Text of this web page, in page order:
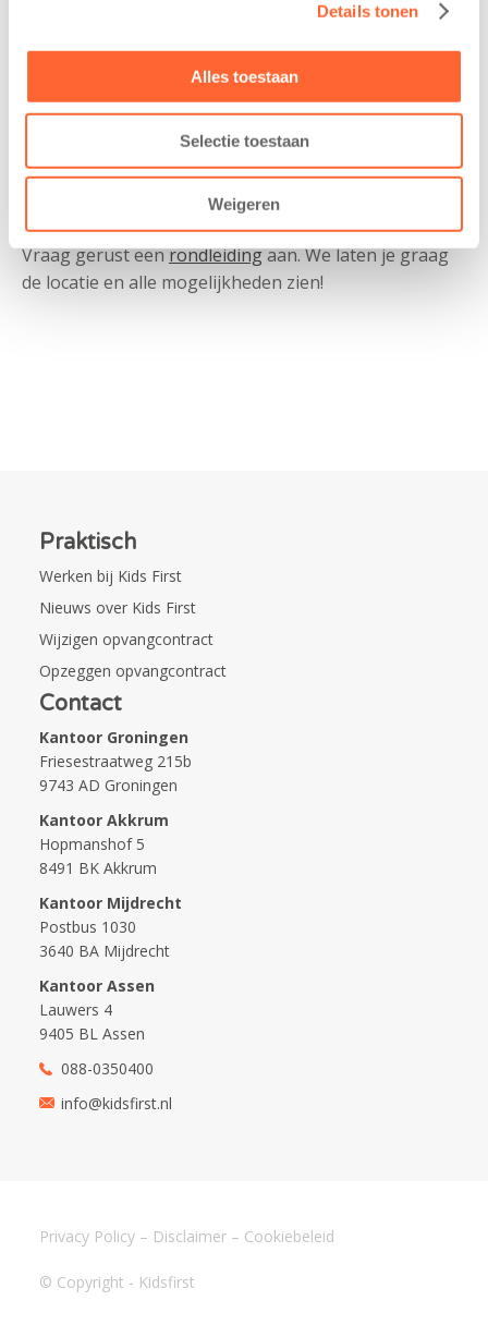
Details tonen
Alles toestaan
Selectie toestaan
Weigeren
Nieuwsgierig?
Vraag gerust eenrondleidingaan. We laten je graag
de locatie en alle mogelijkheden zien!
Werken bij Kids First
Nieuws over Kids First
Wijzigen opvangcontract
Opzeggen opvangcontract
Contact
Kantoor Groningen
Friesestraatweg 215b
9743 AD Groningen
Kantoor Akkrum
Hopmanshof 5
8491 BK Akkrum
Kantoor Mijdrecht
Postbus 1030
3640 BA Mijdrecht
Kantoor Assen
Lauwers 4
9405 BL Assen
088-0350400
info@kidsfirst.nl
© Copyright - Kidsfirst